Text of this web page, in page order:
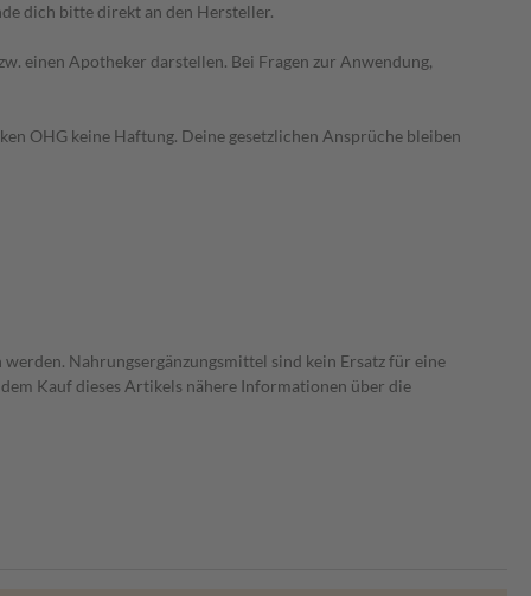
dich bitte direkt an den Hersteller.
einen Apotheker darstellen. Bei Fragen zur Anwendung,
OHG keine Haftung. Deine gesetzlichen Ansprüche bleiben
Nahrungsergänzungsmittel sind kein Ersatz für eine
Kauf dieses Artikels nähere Informationen über die